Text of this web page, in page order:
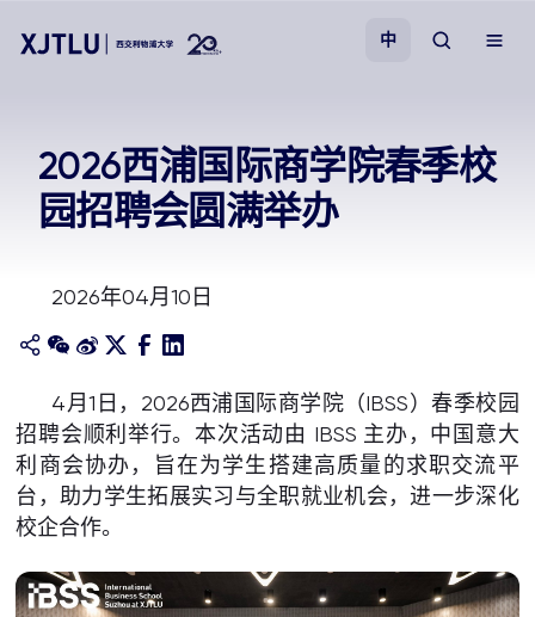
招生
学院
校园生活
关于我们
中
2026西浦国际商学院春季校
园招聘会圆满举办
2026年04月10日
4月1日，2026西浦国际商学院（IBSS）春季校园
招聘会顺利举行。本次活动由 IBSS 主办，中国意大
利商会协办，旨在为学生搭建高质量的求职交流平
台，助力学生拓展实习与全职就业机会，进一步深化
校企合作。